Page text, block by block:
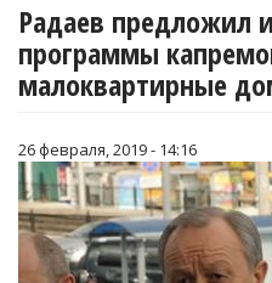
Радаев предложил
программы
малоквартирные
26 февраля, 2019 - 14:16